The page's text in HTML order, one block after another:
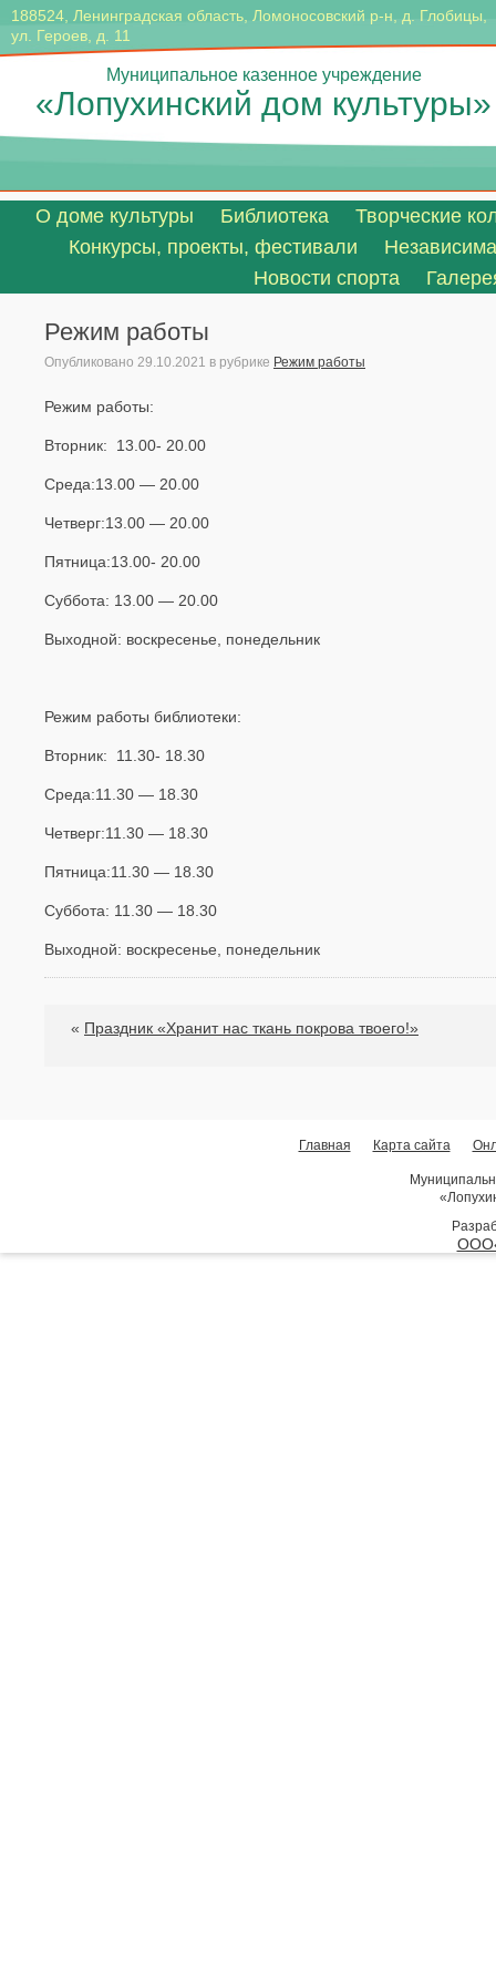
188524, Ленинградская область, Ломоносовский р-н, д. Глобицы,
ул. Героев, д. 11
Муниципальное казенное учреждение
«Лопухинский дом культуры»
О доме культуры Библиотека
Творческие
Конкурсы, проекты, фестивали
Новости спорта
Режим работы
Опубликовано 29.10.2021 в рубрике Режим работы
Режим работы:
Вторник: 13.00- 20.00
Среда:13.00 — 20.00
Четверг:13.00 — 20.00
Пятница:13.00- 20.00
Суббота: 13.00 — 20.00
Выходной: воскресенье, понедельник
Режим работы библиотеки:
Вторник: 11.30- 18.30
Среда:11.30 — 18.30
Четверг:11.30 — 18.30
Пятница:11.30 — 18.30
Суббота: 11.30 — 18.30
Выходной: воскресенье, понедельник
« Праздник «Хранит нас ткань покрова твоего!»
Главная Карта сайта